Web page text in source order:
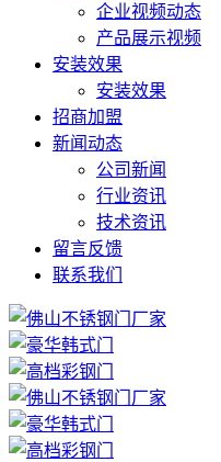
企业视频动态
产品展示视频
安装效果
安装效果
招商加盟
新闻动态
公司新闻
行业资讯
技术资讯
留言反馈
联系我们